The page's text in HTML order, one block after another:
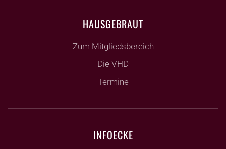
HAUSGEBRAUT
Zum Mitgliedsbereich
Die VHD
Termine
INFOECKE